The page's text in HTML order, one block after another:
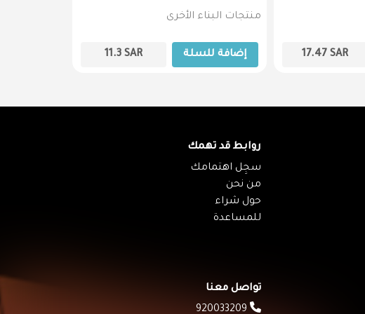
منتجات البناء الأخرى
11.3 SAR إضافة للسلة 17.47 SAR
روابط قد تهمك
سجِل اهتمامك
من نحن
حول شراء
للمساعدة
تواصل معنا
920033209